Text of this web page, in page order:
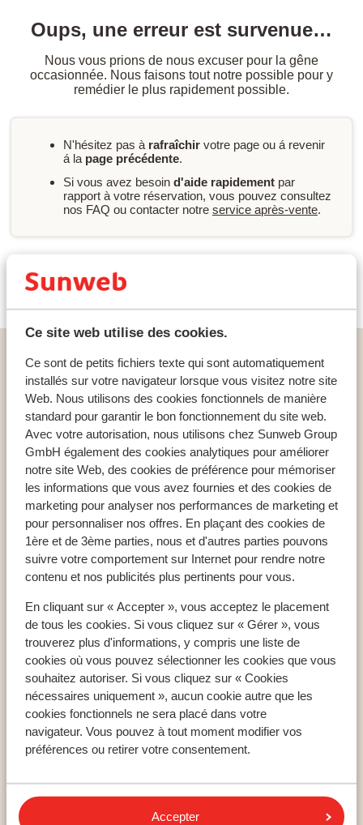
Ce site web utilise des cookies.
Ce sont de petits fichiers texte qui sont automatiquement
installés sur votre navigateur lorsque vous visitez notre site
Web. Nous utilisons des cookies fonctionnels de manière
standard pour garantir le bon fonctionnement du site web.
Avec votre autorisation, nous utilisons chez Sunweb Group
GmbH également des cookies analytiques pour améliorer
notre site Web, des cookies de préférence pour mémoriser
les informations que vous avez fournies et des cookies de
marketing pour analyser nos performances de marketing et
pour personnaliser nos offres. En plaçant des cookies de
1ère et de 3ème parties, nous et d'autres parties pouvons
suivre votre comportement sur Internet pour rendre notre
contenu et nos publicités plus pertinents pour vous.
En cliquant sur « Accepter », vous acceptez le placement
de tous les cookies. Si vous cliquez sur « Gérer », vous
trouverez plus d'informations, y compris une liste de
cookies où vous pouvez sélectionner les cookies que vous
souhaitez autoriser. Si vous cliquez sur « Cookies
nécessaires uniquement », aucun cookie autre que les
cookies fonctionnels ne sera placé dans votre
navigateur. Vous pouvez à tout moment modifier vos
préférences ou retirer votre consentement.
Accepter
Oups, une erreur est survenue…
Nous vous prions de nous excuser pour la gêne
occasionnée. Nous faisons tout notre possible pour y
remédier le plus rapidement possible.
N'hésitez pas à rafraîchir votre page ou á revenir
á la page précédente.
Si vous avez besoin d'aide rapidement par
rapport à votre réservation, vous pouvez consultez
nos FAQ ou contacter notre service après-vente.
Nouvelle recherche
Paralos The Maxine Hotel - Réservé aux adultes
Pays populaires
Espagne
Égypte
Tunisie
Régions populaires
Mer Rouge
Lanzarote
Golfe d'Hammamet
Destinations populaires
Hurghada
Hammamet